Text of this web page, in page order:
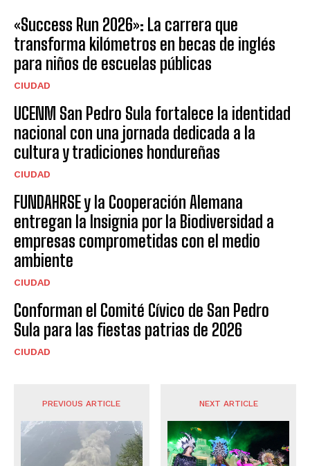
«Success Run 2026»: La carrera que
transforma kilómetros en becas de inglés
para niños de escuelas públicas
CIUDAD
UCENM San Pedro Sula fortalece la identidad
nacional con una jornada dedicada a la
cultura y tradiciones hondureñas
CIUDAD
FUNDAHRSE y la Cooperación Alemana
entregan la Insignia por la Biodiversidad a
empresas comprometidas con el medio
ambiente
CIUDAD
Conforman el Comité Cívico de San Pedro
Sula para las fiestas patrias de 2026
CIUDAD
PREVIOUS ARTICLE NEXT ARTICLE